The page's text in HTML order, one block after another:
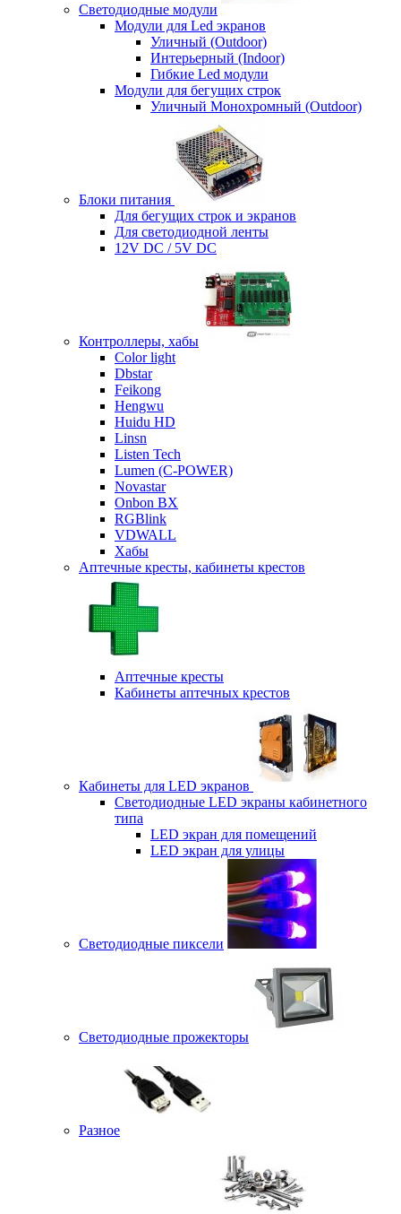
Светодиодные модули
Модули для Led экранов
Уличный (Outdoor)
Интерьерный (Indoor)
Гибкие Led модули
Модули для бегущих строк
Уличный Монохромный (Outdoor)
Блоки питания
Для бегущих строк и экранов
Для светодиодной ленты
12V DC / 5V DC
Контроллеры, хабы
Color light
Dbstar
Feikong
Hengwu
Huidu HD
Linsn
Listen Tech
Lumen (С-POWER)
Novastar
Onbon BX
RGBlink
VDWALL
Хабы
Аптечные кресты, кабинеты крестов
Аптечные кресты
Кабинеты аптечных крестов
Кабинеты для LED экранов
Светодиодные LED экраны кабинетного
типа
LED экран для помещений
LED экран для улицы
Светодиодные пиксели
Светодиодные прожекторы
Разное